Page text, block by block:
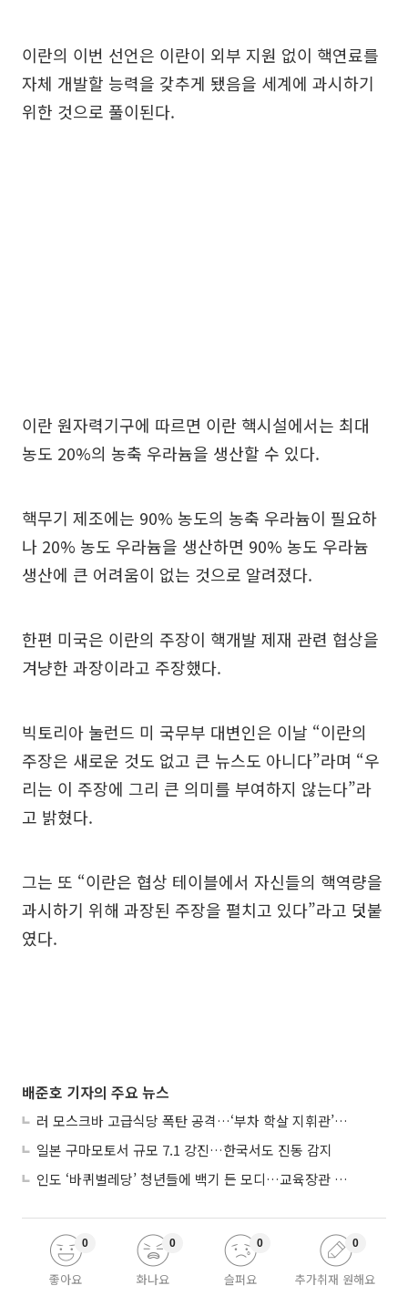
이란의 이번 선언은 이란이 외부 지원 없이 핵연료를
자체 개발할 능력을 갖추게 됐음을 세계에 과시하기
위한 것으로 풀이된다.
이란 원자력기구에 따르면 이란 핵시설에서는 최대
농도 20%의 농축 우라늄을 생산할 수 있다.
핵무기 제조에는 90% 농도의 농축 우라늄이 필요하
나 20% 농도 우라늄을 생산하면 90% 농도 우라늄
생산에 큰 어려움이 없는 것으로 알려졌다.
한편 미국은 이란의 주장이 핵개발 제재 관련 협상을
겨냥한 과장이라고 주장했다.
빅토리아 눌런드 미 국무부 대변인은 이날 “이란의
주장은 새로운 것도 없고 큰 뉴스도 아니다”라며 “우
리는 이 주장에 그리 큰 의미를 부여하지 않는다”라
고 밝혔다.
그는 또 “이란은 협상 테이블에서 자신들의 핵역량을
과시하기 위해 과장된 주장을 펼치고 있다”라고 덧붙
였다.
배준호 기자의 주요 뉴스
러 모스크바 고급식당 폭탄 공격…‘부차 학살 지휘관’ 노렸나
일본 구마모토서 규모 7.1 강진…한국서도 진동 감지
인도 ‘바퀴벌레당’ 청년들에 백기 든 모디…교육장관 사퇴
좋아요
0
화나요
0
슬퍼요
0
추가취재 원해요
0